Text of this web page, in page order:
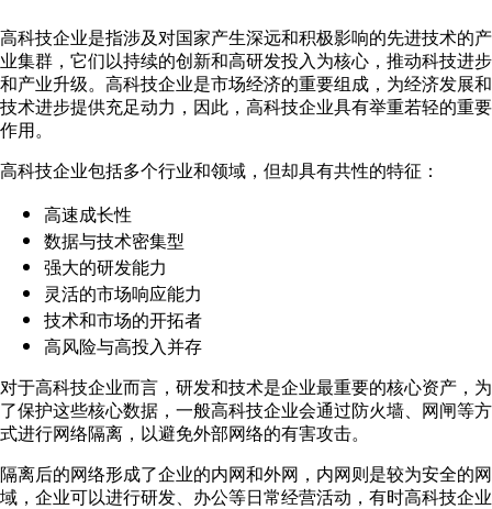
高科技企业是指涉及对国家产生深远和积极影响的先进技术的产
业集群，它们以持续的创新和高研发投入为核心，推动科技进步
和产业升级。高科技企业是市场经济的重要组成，为经济发展和
技术进步提供充足动力，因此，高科技企业具有举重若轻的重要
作用。
高科技企业包括多个行业和领域，但却具有共性的特征：
高速成长性
数据与技术密集型
强大的研发能力
灵活的市场响应能力
技术和市场的开拓者
高风险与高投入并存
对于高科技企业而言，研发和技术是企业最重要的核心资产，为
了保护这些核心数据，一般高科技企业会通过防火墙、网闸等方
式进行网络隔离，以避免外部网络的有害攻击。
隔离后的网络形成了企业的内网和外网，内网则是较为安全的网
域，企业可以进行研发、办公等日常经营活动，有时高科技企业